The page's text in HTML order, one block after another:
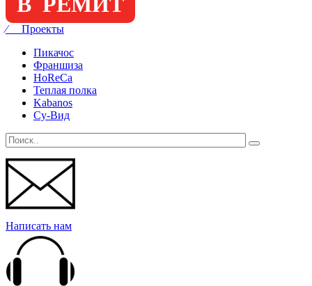
⁄ Проекты
Пикачос
Франшиза
HoReCa
Теплая полка
Kabanos
Су-Вид
Написать нам